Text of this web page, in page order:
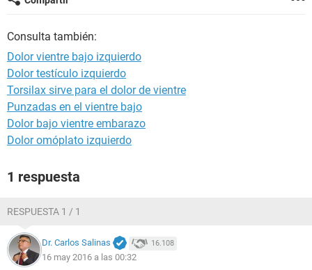
Consulta también:
Dolor vientre bajo izquierdo
Dolor testículo izquierdo
Torsilax sirve para el dolor de vientre
Punzadas en el vientre bajo
Dolor bajo vientre embarazo
Dolor omóplato izquierdo
1 respuesta
RESPUESTA 1 / 1
Dr. Carlos Salinas 16.108
16 may 2016 a las 00:32